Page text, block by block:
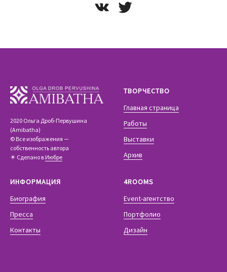
2020 Ольга Дроб-Первушина
(Amibatha)
© Все изображения —
собственность автора
☀ Сделано в Июбре
ТВОРЧЕСТВО
Главная страница
Работы
Выставки
Архив
ИНФОРМАЦИЯ
Биография
Пресса
Контакты
4ROOMS
Event-агентство
Портфолио
Дизайн